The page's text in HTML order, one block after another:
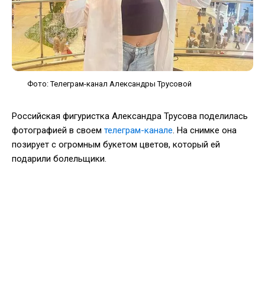
Фото: Телеграм-канал Александры Трусовой
Российская фигуристка Александра Трусова поделилась
фотографией в своем телеграм-канале. На снимке она
позирует с огромным букетом цветов, который ей
подарили болельщики.